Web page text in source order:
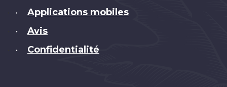
• Applications mobiles
• Avis
• Confidentialité